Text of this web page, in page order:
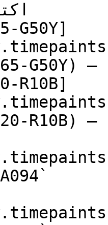
G50Y]
G50Y)
R10B]
R10B)